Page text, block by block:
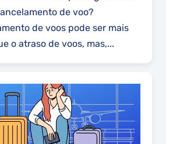
de voo?
de voos pode ser mais
o atraso de voos, mas,...